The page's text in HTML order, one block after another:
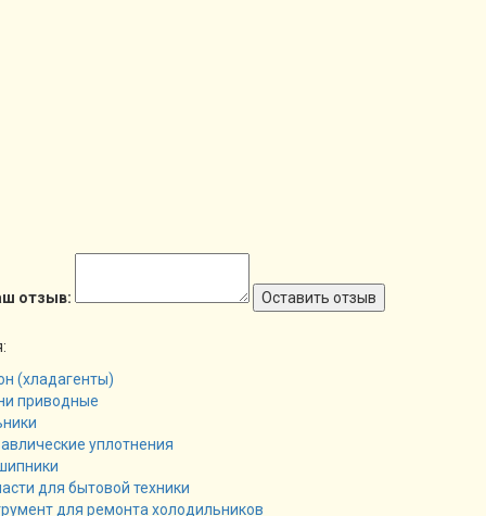
отзыв: Оставить отзыв
(хладагенты)
приводные
уплотнения
для бытовой техники
для ремонта холодильников